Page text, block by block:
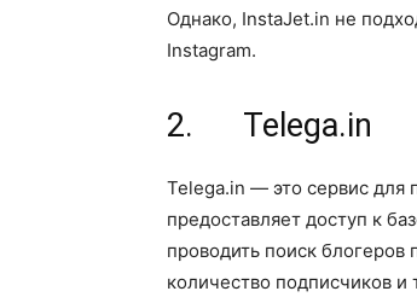
Однако, InstaJet.in не
Instagram.
2. Telega.in
Telega.in — это сервис для
предоставляет доступ к
проводить поиск блогеров
количество подписчиков